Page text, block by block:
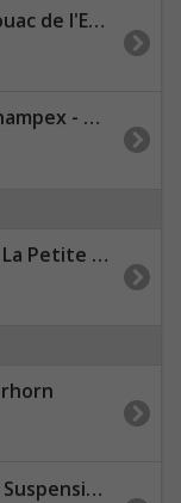
des Dorées
Combin
Camargue
Bridge